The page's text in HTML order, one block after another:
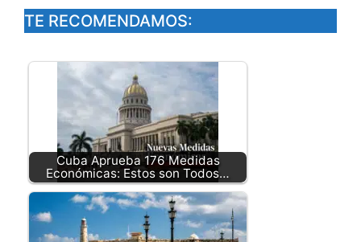
TE RECOMENDAMOS:
Cuba Aprueba 176 Medidas
Económicas: Estos son Todos…